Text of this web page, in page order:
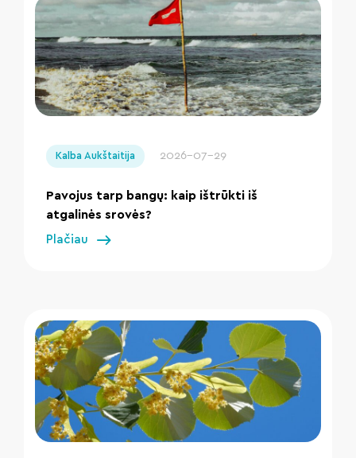
Kalba Aukštaitija 2026-07-29
Pavojus tarp bangų: kaip ištrūkti iš
atgalinės srovės?
Plačiau